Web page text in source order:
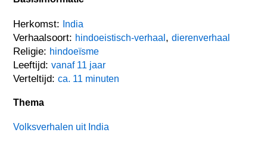
Herkomst: India
Verhaalsoort: hindoeistisch-verhaal ,dierenverhaal
Religie: hindoeïsme
Leeftijd:vanaf 11 jaar
Verteltijd:ca. 11 minuten
Thema
Volksverhalen uit India